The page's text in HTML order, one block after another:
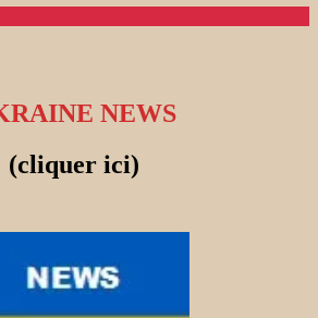
NEWS
(cliquer ici)